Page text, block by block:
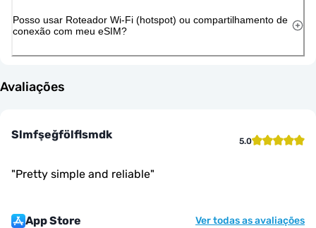
Posso usar Roteador Wi-Fi (hotspot) ou compartilhamento de
conexão com meu eSIM?
Avaliações
Slmfşeğfölflsmdk 5.0
"Pretty simple and reliable"
App Store Ver todas as avaliações